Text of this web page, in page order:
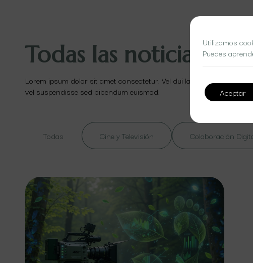
Todas las noticias
Lorem ipsum dolor sit amet consectetur. Vel dui lacinia id ut at
vel suspendisse sed bibendum euismod.
Todas Cine y Televisión Colaboración
Utilizamos
Puedes
Aceptar